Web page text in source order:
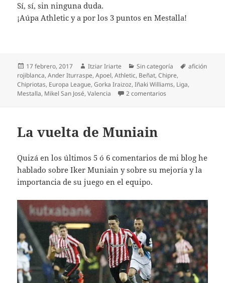
Sí, sí, sin ninguna duda.
¡Aúpa Athletic y a por los 3 puntos en Mestalla!
Publicado
el
17 febrero, 2017 Autor
Itziar Iriarte Categorías
Sin categoría Etiquetas
afición
rojiblanca,Ander Iturraspe,Apoel,Athletic, Beñat,Chipre,
Chipriotas, Europa League,Gorka Iraizoz,Iñaki Williams, Liga,
Mestalla, Mikel San José,Valencia 2 comentarios
La vuelta de Muniain
Quizá en los últimos 5 ó 6 comentarios de mi blog he
hablado sobre Iker Muniain y sobre su mejoría y la
importancia de su juego en el equipo.